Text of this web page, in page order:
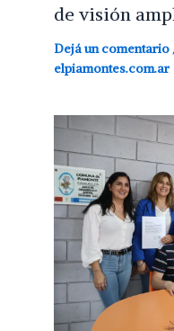
de visión
Dejá un comentario
elpiamontes.com.ar